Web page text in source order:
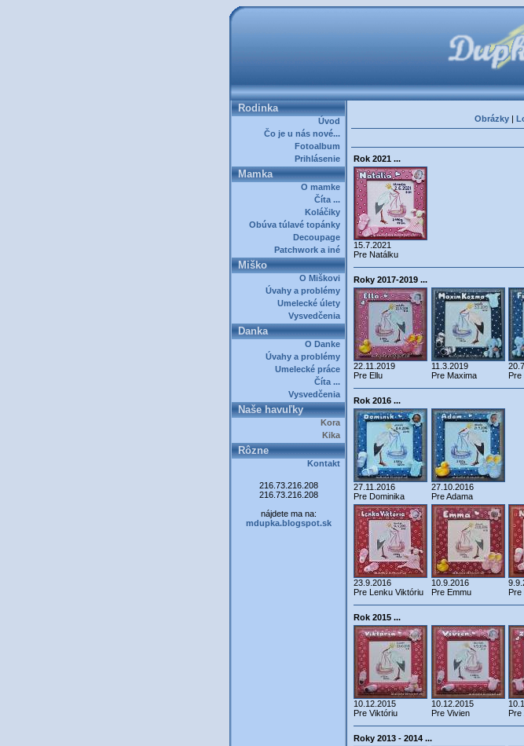
Rodinka
Úvod
Čo je u nás nové...
Fotoalbum
Prihlásenie
Mamka
O mamke
Číta ...
Koláčiky
Obúva túlavé topánky
Decoupage
Patchwork a iné
Miško
O Miškovi
Úvahy a problémy
Umelecké úlety
Vysvedčenia
Danka
O Danke
Úvahy a problémy
Umelecké práce
Číta ...
Vysvedčenia
Naše havuľky
Kora
Kika
Rôzne
Kontakt
216.73.216.208
216.73.216.208
nájdete ma na:
mdupka.blogspot.sk
Obrázky|
Rok 2021 ...
15.7.2021
Pre Natálku
Roky 2017-2019 ...
22.11.2019
Pre Ellu
11.3.2019
Pre Maxima
Pre
Rok 2016 ...
27.11.2016
Pre Dominika
27.10.2016
Pre Adama
23.9.2016
Pre Lenku Viktóriu
10.9.2016
Pre Emmu
Pre
Rok 2015 ...
10.12.2015
Pre Viktóriu
10.12.2015
Pre Vivien
Pre
Roky 2013 - 2014 ...